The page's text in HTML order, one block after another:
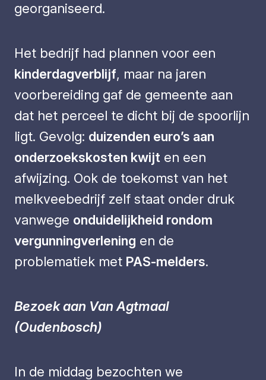
georganiseerd.
Het bedrijf had plannen voor een
kinderdagverblijf, maar na jaren
voorbereiding gaf de gemeente aan
dat het perceel te dicht bij de spoorlijn
ligt. Gevolg: duizenden euro’s aan
onderzoekskosten kwijt en een
afwijzing. Ook de toekomst van het
melkveebedrijf zelf staat onder druk
vanwege onduidelijkheid rondom
vergunningverlening en de
problematiek met PAS-melders.
Bezoek aan Van Agtmaal
(Oudenbosch)
In de middag bezochten we